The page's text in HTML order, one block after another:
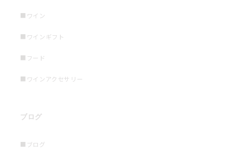
■ワイン
■ワインギフト
■フード
■ワインアクセサリー
ブログ
■ブログ